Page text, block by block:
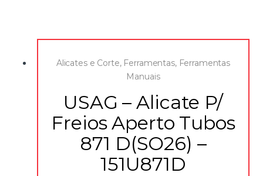
Alicates e Corte, Ferramentas, Ferramentas
Manuais
USAG – Alicate P/
Freios Aperto Tubos
871 D(SO26) –
151U871D